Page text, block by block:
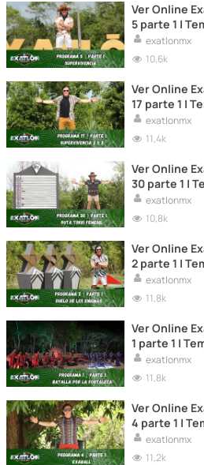
Ver Online
5 parte 1 |
exatlonmx
10,6k
Ver Online
17 parte 1 |
exatlonmx
11,4k
Ver Online
30 parte 1 |
exatlonmx
10,8k
Ver Online
2 parte 1 |
exatlonmx
11,8k
Ver Online
1 parte 1 |
exatlonmx
11,8k
Ver Online
4 parte 1 |
exatlonmx
11,2k